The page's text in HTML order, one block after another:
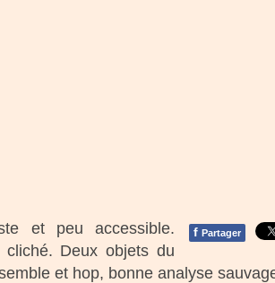
f Partager
et peu accessible.
cliché. Deux objets du
et hop, bonne analyse